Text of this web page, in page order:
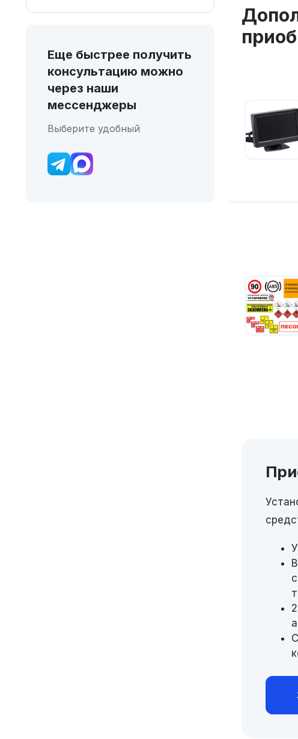
Еще быстрее получить
консультацию можно
через наши
мессенджеры
Выберите удобный